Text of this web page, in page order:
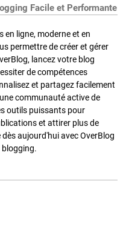
Facile et Performante
en ligne, moderne et en
permettre de créer et gérer
lancez votre blog
de compétences
et partagez facilement
communauté active de
outils puissants pour
et attirer plus de
aujourd'hui avec OverBlog
blogging.